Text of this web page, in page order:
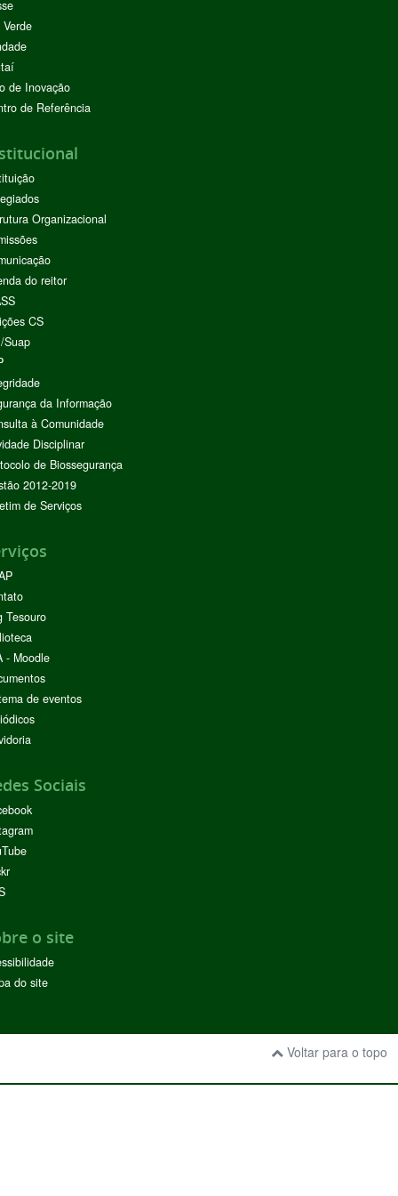
de Inovação
de Referência
Organizacional
do reitor
CS
Suap
da Informação
à Comunidade
Disciplinar
de Biossegurança
2012-2019
de Serviços
Tesouro
- Moodle
de eventos
Sociais
o site
do site
Voltar para o topo